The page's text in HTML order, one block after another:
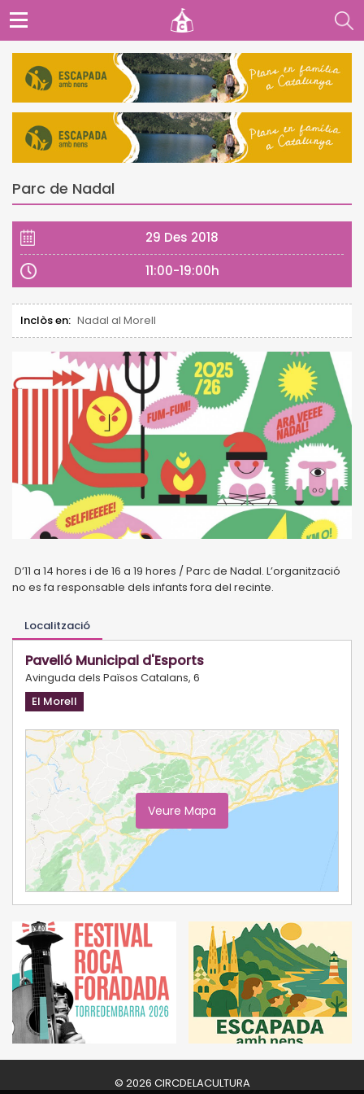
Parc de Nadal
29 Des 2018
11:00-19:00h
Inclòs en: Nadal al Morell
D’11 a 14 hores i de 16 a 19 hores / Parc de Nadal. L’organització
no es fa responsable dels infants fora del recinte.
Localització
Pavelló Municipal d'Esports
Avinguda dels Països Catalans, 6
El Morell
Veure Mapa
© 2026 CIRCDELACULTURA